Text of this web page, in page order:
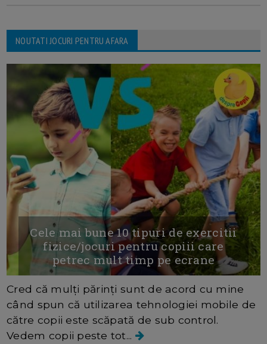
NOUTATI JOCURI PENTRU AFARA
Cele mai bune 10 tipuri de exercitii
fizice/jocuri pentru copiii care
petrec mult timp pe ecrane
Cred că mulți părinți sunt de acord cu mine
când spun că utilizarea tehnologiei mobile de
către copii este scăpată de sub control.
Vedem copii peste tot...